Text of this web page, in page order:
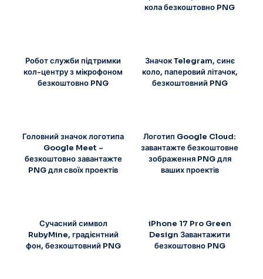
кола безкоштовно PNG
Робот служби підтримки
кол-центру з мікрофоном
безкоштовно PNG
Значок Telegram, синє
коло, паперовий літачок,
безкоштовний PNG
Головний значок логотипа
Google Meet –
безкоштовно завантажте
PNG для своїх проектів
Логотип Google Cloud:
завантажте безкоштовне
зображення PNG для
ваших проектів
Сучасний символ
RubyMine, градієнтний
фон, безкоштовний PNG
iPhone 17 Pro Green
Design Завантажити
безкоштовно PNG